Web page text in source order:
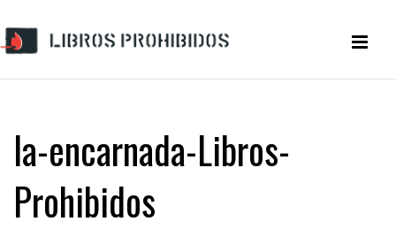
la-encarnada-Libros-
Prohibidos